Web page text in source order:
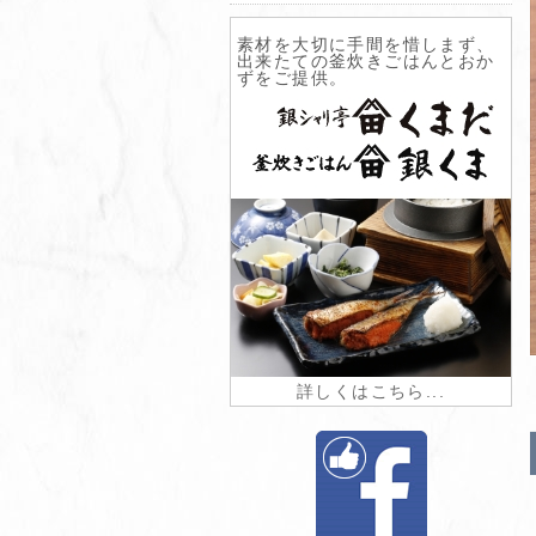
素材を大切に手間を惜しまず、
出来たての釜炊きごはんとおか
ずをご提供。
詳しくはこちら...